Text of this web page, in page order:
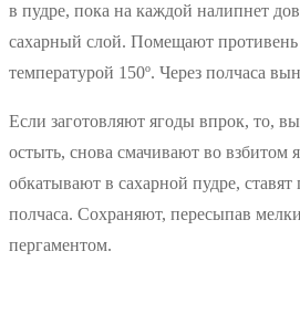
в пудре, пока на каждой налипнет
сахарный слой. Помещают противень
температурой 150º. Через полчаса
Если заготовляют ягоды впрок, то,
остыть, снова смачивают во взбитом
обкатывают в сахарной пудре,
полчаса. Сохраняют, пересыпав
пергаментом.